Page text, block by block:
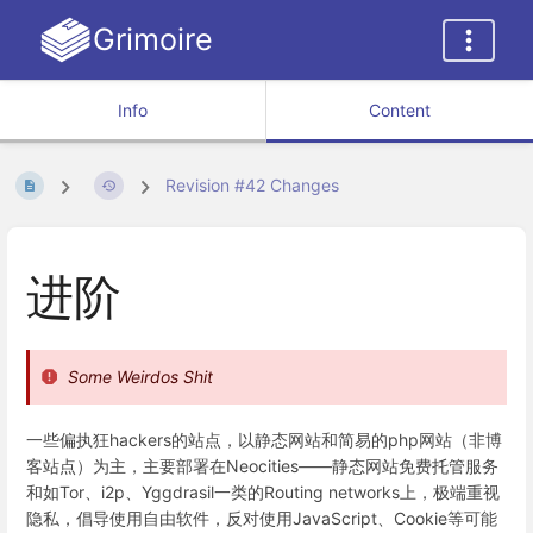
Grimoire
Info Content
Revision #42 Changes
进阶
Some Weirdos Shit
一些偏执狂hackers的站点，以静态网站和简易的php网站（非博
客站点）为主，主要部署在Neocities——静态网站免费托管服务
和如Tor、i2p、Yggdrasil一类的Routing networks上，极端重视
隐私，倡导使用自由软件，反对使用JavaScript、Cookie等可能